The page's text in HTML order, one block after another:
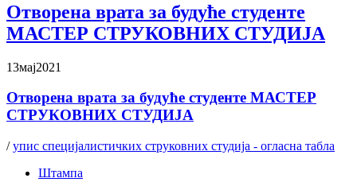
Отворена врата за будуће студенте
МАСТЕР СТРУКОВНИХ СТУДИЈА
13мај2021
Отворена врата за будуће студенте МАСТЕР
СТРУКОВНИХ СТУДИЈА
/упис специјалистичких струковних студија - огласна табла
Штампа